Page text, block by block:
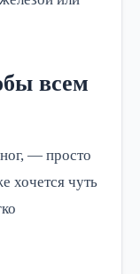
всем
— просто
хочется чуть